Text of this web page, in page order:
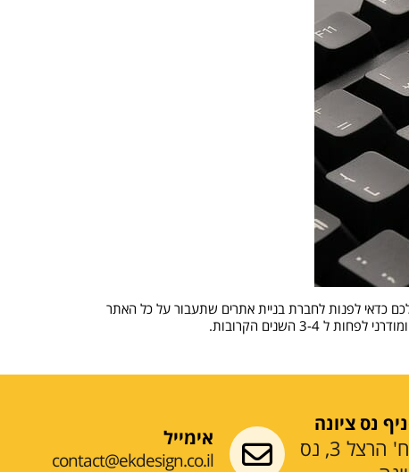
כדאי לפנות לחברת בניית אתרים שתעבור על כל האתר
השנים הקרובות.
נס ציונה
רח' הרצל 3, נס
אימייל
contact@ekdesign.co.il